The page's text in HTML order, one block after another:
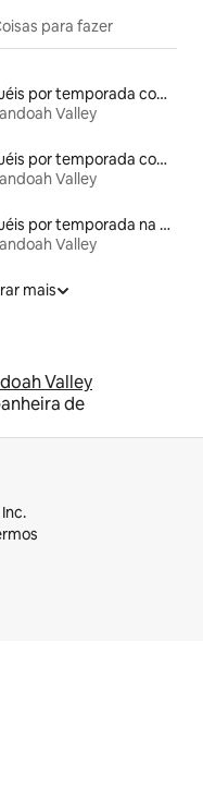
para fazer
Aluguéis por temporada com cama de altura acessível
Valley
Aluguéis por temporada com café da manhã
Valley
Aluguéis por temporada na orla
Valley
mais
Valley
de